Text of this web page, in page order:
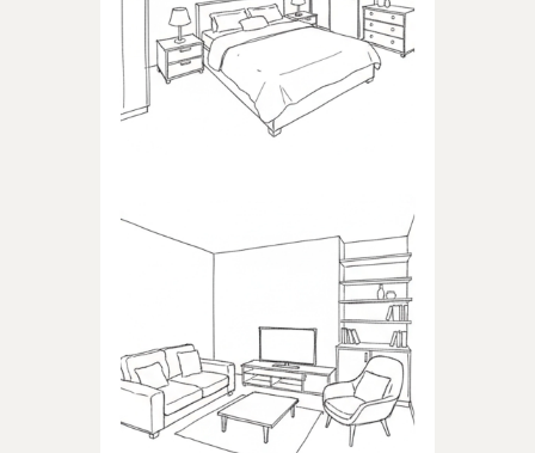
Produkty dedykowane do
sypialni
Produkty dedykowane do
pokoju dziennego